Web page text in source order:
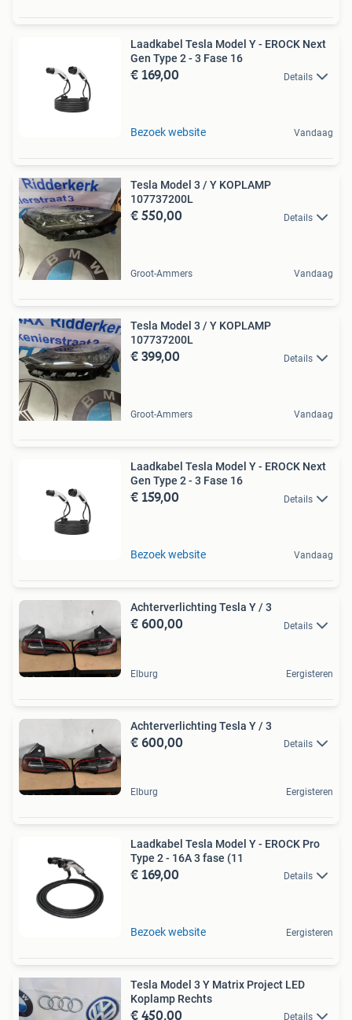
Laadkabel Tesla Model Y - EROCK Next
Gen Type 2 - 3 Fase 16
€ 169,00 Details
Bezoek website Vandaag
Tesla Model 3 / Y KOPLAMP
107737200L
€ 550,00 Details
Groot-Ammers Vandaag
Tesla Model 3 / Y KOPLAMP
107737200L
€ 399,00 Details
Groot-Ammers Vandaag
Laadkabel Tesla Model Y - EROCK Next
Gen Type 2 - 3 Fase 16
€ 159,00 Details
Bezoek website Vandaag
Achterverlichting Tesla Y / 3
€ 600,00 Details
Elburg Eergisteren
Achterverlichting Tesla Y / 3
€ 600,00 Details
Elburg Eergisteren
Laadkabel Tesla Model Y - EROCK Pro
Type 2 - 16A 3 fase (11
€ 169,00 Details
Bezoek website Eergisteren
Tesla Model 3 Y Matrix Project LED
Koplamp Rechts
€ 450,00 Details